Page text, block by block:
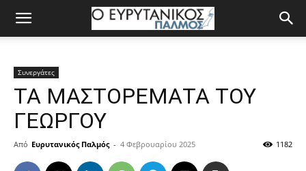
Συνεργάτες
ΤΑ ΜΑΣΤΟΡΕΜΑΤΑ ΤΟΥ
ΓΕΩΡΓΟΥ
Από Ευρυτανικός Παλμός - 4 Φεβρουαρίου 2025 1182